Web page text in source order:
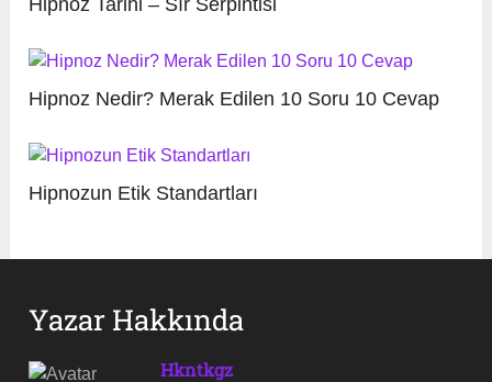
Hipnoz Nedir? Merak Edilen 10 Soru 10 Cevap
Hipnozun Etik Standartları
Yazar Hakkında
Hkntkgz